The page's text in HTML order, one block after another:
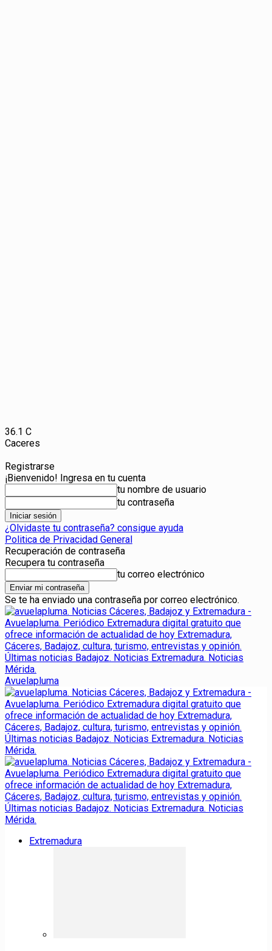
36.1 C
Caceres
Registrarse
¡Bienvenido! Ingresa en tu cuenta
tu nombre de usuario
tu contraseña
¿Olvidaste tu contraseña? consigue ayuda
Politica de Privacidad General
Recuperación de contraseña
Recupera tu contraseña
tu correo electrónico
Se te ha enviado una contraseña por correo electrónico.
Avuelapluma
Extremadura